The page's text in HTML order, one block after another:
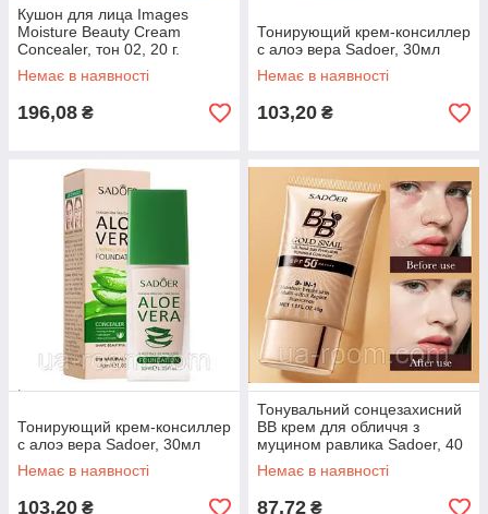
Кушон для лица Images
Moisture Beauty Cream
Concealer, тон 02, 20 г.
Немає в наявності
196,08 ₴
Тонирующий крем-консиллер
с алоэ вера Sadoer, 30мл
Немає в наявності
103,20 ₴
Тонирующий крем-консиллер
с алоэ вера Sadoer, 30мл
Немає в наявності
103,20 ₴
Тонувальний сонцезахисний
BB крем для обличчя з
муцином равлика Sadoer, 40
гНемає в наявності
87,72 ₴